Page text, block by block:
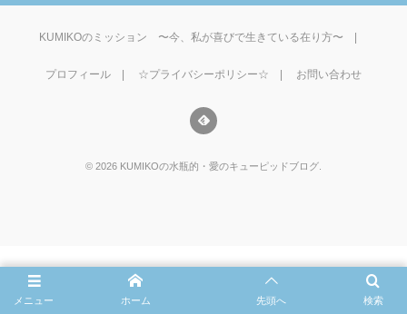
KUMIKOのミッション 〜今、私が喜びで生きている在り方〜
プロフィール ☆プライバシーポリシー☆ お問い合わせ
© 2026 KUMIKOの水瓶的・愛のキューピッドブログ
メニュー 検索
ホーム 先頭へ